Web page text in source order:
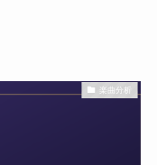
楽曲分析